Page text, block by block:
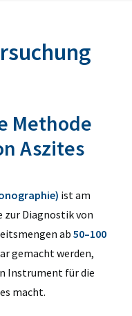
Methode
Aszites
ist am
Diagnostik von
ab 50–100
gemacht werden,
Instrument für die
macht.